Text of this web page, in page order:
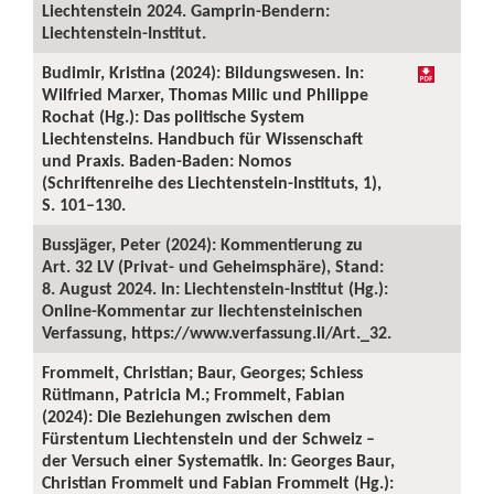
Liechtenstein 2024. Gamprin-Bendern:
Liechtenstein-Institut.
Budimir, Kristina (2024): Bildungswesen. In:
Wilfried Marxer, Thomas Milic und Philippe
Rochat (Hg.): Das politische System
Liechtensteins. Handbuch für Wissenschaft
und Praxis. Baden-Baden: Nomos
(Schriftenreihe des Liechtenstein-Instituts, 1),
S. 101–130.
Bussjäger, Peter (2024): Kommentierung zu
Art. 32 LV (Privat- und Geheimsphäre), Stand:
8. August 2024. In: Liechtenstein-Institut (Hg.):
Online-Kommentar zur liechtensteinischen
Verfassung, https://www.verfassung.li/Art._32.
Frommelt, Christian; Baur, Georges; Schiess
Rütimann, Patricia M.; Frommelt, Fabian
(2024): Die Beziehungen zwischen dem
Fürstentum Liechtenstein und der Schweiz –
der Versuch einer Systematik. In: Georges Baur,
Christian Frommelt und Fabian Frommelt (Hg.):